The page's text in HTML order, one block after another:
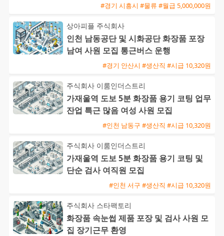
#경기 시흥시 #물류 #월급 5,000,000원
상아피플 주식회사
인천 남동공단 및 시화공단 화장품 포장
남여 사원 모집 통근버스 운행
#경기 안산시 #생산직 #시급 10,320원
주식회사 이룸인더스트리
가재울역 도보 5분 화장품 용기 코팅 업무
잔업 특근 많음 여성 사원 모집
#인천 남동구 #생산직 #시급 10,320원
주식회사 이룸인더스트리
가재울역 도보 5분 화장품 용기 코팅 및
단순 검사 여직원 모집
#인천 서구 #생산직 #시급 10,320원
주식회사 스타팩토리
화장품 속눈썹 제품 포장 및 검사 사원 모
집 장기근무 환영